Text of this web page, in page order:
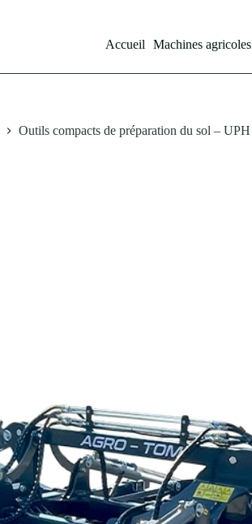
Accueil Machines agricoles
Outils compacts de préparation du sol – UPH